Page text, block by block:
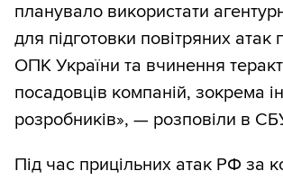
планувало використати
для підготовки повітряних атак
ОПК України та вчинення
посадовців компаній, зокрема
розробників», — розповіли в
Під час прицільних атак РФ за